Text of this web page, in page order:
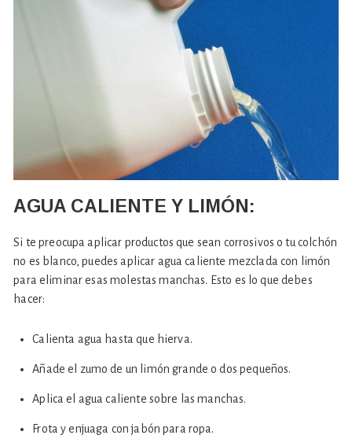
AGUA CALIENTE Y LIMÓN:
Si te preocupa aplicar productos que sean corrosivos o tu colchón
no es blanco, puedes aplicar agua caliente mezclada con limón
para eliminar esas molestas manchas. Esto es lo que debes
hacer:
Calienta agua hasta que hierva.
Añade el zumo de un limón grande o dos pequeños.
Aplica el agua caliente sobre las manchas.
Frota y enjuaga con jabón para ropa.